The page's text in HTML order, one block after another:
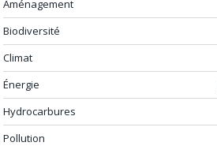
Aménagement
Biodiversité
Climat
Énergie
Hydrocarbures
Pollution